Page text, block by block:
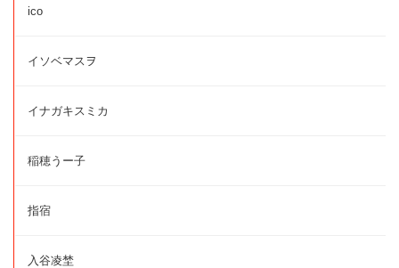
ico
イソベマスヲ
イナガキスミカ
稲穂うー子
指宿
入谷凌埜